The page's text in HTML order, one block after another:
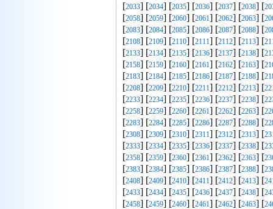
[2033] [2034] [2035] [2036] [2037] [2038] [
[2058] [2059] [2060] [2061] [2062] [2063] [
[2083] [2084] [2085] [2086] [2087] [2088] [
[2108] [2109] [2110] [2111] [2112] [2113] [
[2133] [2134] [2135] [2136] [2137] [2138] [
[2158] [2159] [2160] [2161] [2162] [2163] [
[2183] [2184] [2185] [2186] [2187] [2188] [
[2208] [2209] [2210] [2211] [2212] [2213] [
[2233] [2234] [2235] [2236] [2237] [2238] [
[2258] [2259] [2260] [2261] [2262] [2263] [
[2283] [2284] [2285] [2286] [2287] [2288] [
[2308] [2309] [2310] [2311] [2312] [2313] [
[2333] [2334] [2335] [2336] [2337] [2338] [
[2358] [2359] [2360] [2361] [2362] [2363] [
[2383] [2384] [2385] [2386] [2387] [2388] [
[2408] [2409] [2410] [2411] [2412] [2413] [
[2433] [2434] [2435] [2436] [2437] [2438] [
[2458] [2459] [2460] [2461] [2462] [2463] [